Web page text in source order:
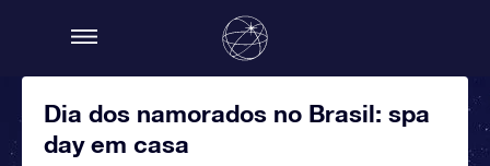
Dia dos namorados no Brasil: spa
day em casa